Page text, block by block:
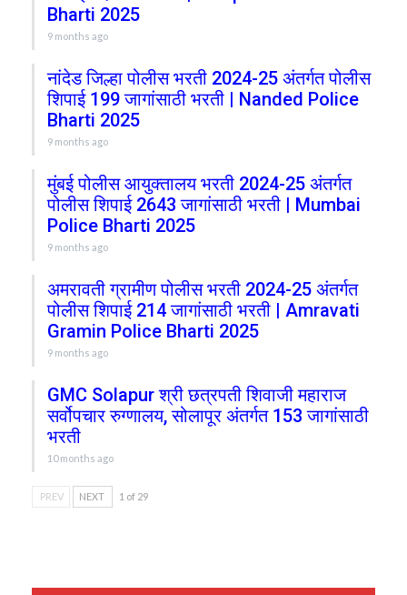
Bharti 2025
9 months ago
नांदेड जिल्हा पोलीस भरती 2024-25 अंतर्गत पोलीस
शिपाई 199 जागांसाठी भरती | Nanded Police
Bharti 2025
9 months ago
मुंबई पोलीस आयुक्तालय भरती 2024-25 अंतर्गत
पोलीस शिपाई 2643 जागांसाठी भरती | Mumbai
Police Bharti 2025
9 months ago
अमरावती ग्रामीण पोलीस भरती 2024-25 अंतर्गत
पोलीस शिपाई 214 जागांसाठी भरती | Amravati
Gramin Police Bharti 2025
9 months ago
GMC Solapur श्री छत्रपती शिवाजी महाराज
सर्वोपचार रुग्णालय, सोलापूर अंतर्गत 153 जागांसाठी
भरती
10 months ago
PREV NEXT 1 of 29